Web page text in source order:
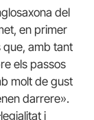
del
en primer
que, amb tant
els passos
molt de gust
darrere».
i